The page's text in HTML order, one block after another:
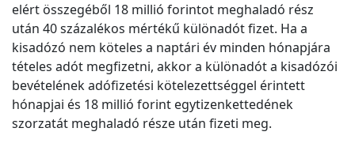
elért összegéből 18 millió forintot meghaladó rész
után 40 százalékos mértékű különadót fizet. Ha a
kisadózó nem köteles a naptári év minden hónapjára
tételes adót megfizetni, akkor a különadót a kisadózói
bevételének adófizetési kötelezettséggel érintett
hónapjai és 18 millió forint egytizenkettedének
szorzatát meghaladó része után fizeti meg.